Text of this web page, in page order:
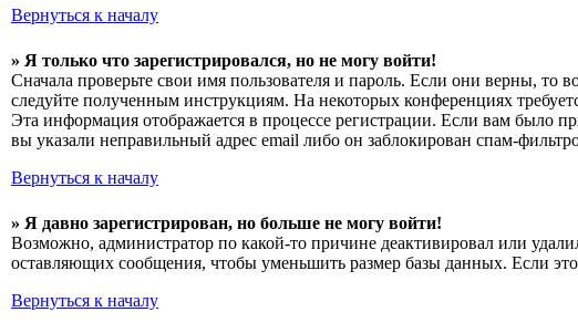
Вернуться к началу
» Я только что зарегистрировался, но не могу войти!
Сначала проверьте свои имя пользователя и пароль. Если они верны,
следуйте полученным инструкциям. На некоторых конференциях
Эта информация отображается в процессе регистрации. Если вам было
вы указали неправильный адрес email либо он заблокирован спам-
Вернуться к началу
» Я давно зарегистрирован, но больше не могу войти!
Возможно, администратор по какой-то причине деактивировал или
оставляющих сообщения, чтобы уменьшить размер базы данных. Если это
Вернуться к началу